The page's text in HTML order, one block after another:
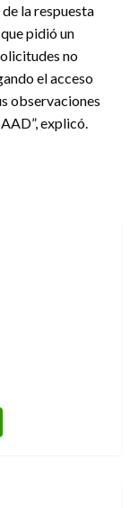
la respuesta
pidió un
no
el acceso
observaciones
explicó.